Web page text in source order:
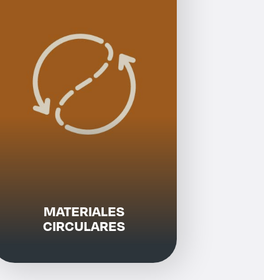
MATERIALES
CIRCULARES